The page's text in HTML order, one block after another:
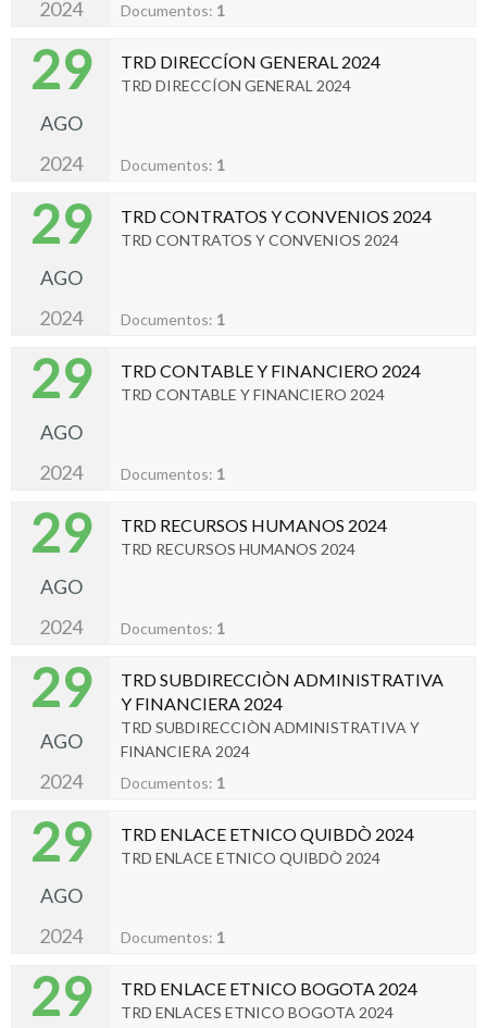
2024 Documentos: 1
29
AGO
2024
TRD DIRECCÍON GENERAL 2024
TRD DIRECCÍON GENERAL 2024
Documentos: 1
29
AGO
2024
TRD CONTRATOS Y CONVENIOS 2024
TRD CONTRATOS Y CONVENIOS 2024
Documentos: 1
29
AGO
2024
TRD CONTABLE Y FINANCIERO 2024
TRD CONTABLE Y FINANCIERO 2024
Documentos: 1
29
AGO
2024
TRD RECURSOS HUMANOS 2024
TRD RECURSOS HUMANOS 2024
Documentos: 1
29
AGO
2024
TRD SUBDIRECCIÒN ADMINISTRATIVA
Y FINANCIERA 2024
TRD SUBDIRECCIÒN ADMINISTRATIVA Y
FINANCIERA 2024
Documentos: 1
29
AGO
2024
TRD ENLACE ETNICO QUIBDÒ 2024
TRD ENLACE ETNICO QUIBDÒ 2024
Documentos: 1
29 TRD ENLACE ETNICO BOGOTA 2024
TRD ENLACES ETNICO BOGOTA 2024